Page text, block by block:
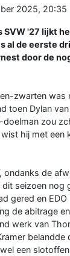
2025, 20:35
SVW '27 lijkt
al de eerste
door de
zwarten was
toen Dylan
doelman zou
hij met een
ondanks de
dit seizoen
gered en
de abitrage
werk van
een